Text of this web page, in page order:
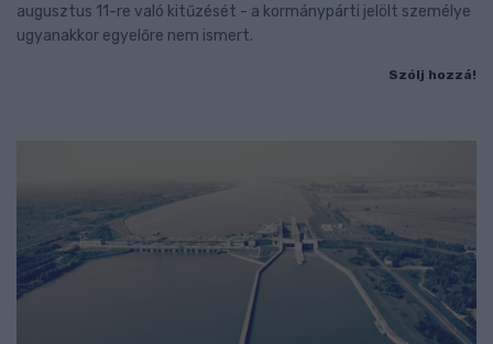
augusztus 11-re való kitűzését - a kormánypárti jelölt személye
ugyanakkor egyelőre nem ismert.
Szólj hozzá!